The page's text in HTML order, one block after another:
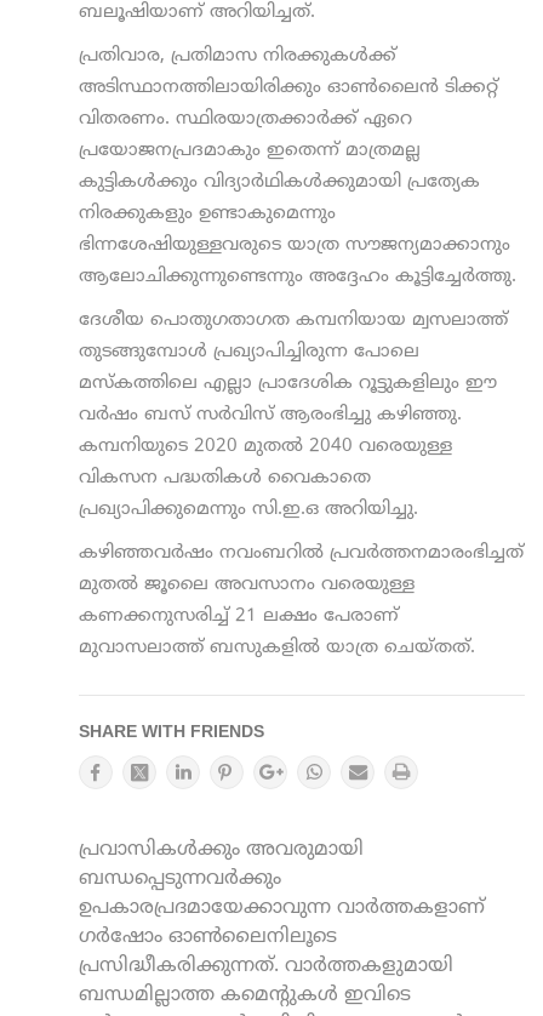
ബലൂഷിയാണ് അറിയിച്ചത്.
പ്രതിവാര, പ്രതിമാസ നിരക്കുകൾക്ക്
അടിസ്ഥാനത്തിലായിരിക്കും ഓൺലൈൻ ടിക്കറ്റ്
വിതരണം. സ്ഥിരയാത്രക്കാർക്ക് ഏറെ
പ്രയോജനപ്രദമാകും ഇതെന്ന് മാത്രമല്ല
കുട്ടികള്‍ക്കും വിദ്യാര്‍ഥികള്‍ക്കുമായി പ്രത്യേക
നിരക്കുകളും ഉണ്ടാകുമെന്നും
ഭിന്നശേഷിയുള്ളവരുടെ യാത്ര സൗജന്യമാക്കാനും
ആലോചിക്കുന്നുണ്ടെന്നും അദ്ദേഹം കൂട്ടിച്ചേർത്തു.
ദേശീയ പൊതുഗതാഗത കമ്പനിയായ മ്വസലാത്ത്
തുടങ്ങുമ്പോൾ പ്രഖ്യാപിച്ചിരുന്ന പോലെ
മസ്കത്തിലെ എല്ലാ പ്രാദേശിക റൂട്ടുകളിലും ഈ
വര്‍ഷം ബസ് സര്‍വിസ് ആരംഭിച്ചു കഴിഞ്ഞു.
കമ്പനിയുടെ 2020 മുതല്‍ 2040 വരെയുള്ള
വികസന പദ്ധതികള്‍ വൈകാതെ
പ്രഖ്യാപിക്കുമെന്നും സി.ഇ.ഒ അറിയിച്ചു.
കഴിഞ്ഞവര്‍ഷം നവംബറില്‍ പ്രവര്‍ത്തനമാരംഭിച്ചത്
മുതല്‍ ജൂലൈ അവസാനം വരെയുള്ള
കണക്കനുസരിച്ച് 21 ലക്ഷം പേരാണ്
മുവാസലാത്ത് ബസുകളില്‍ യാത്ര ചെയ്തത്.
SHARE WITH FRIENDS
പ്രവാസികൾക്കും അവരുമായി
ബന്ധപ്പെടുന്നവർക്കും
ഉപകാരപ്രദമായേക്കാവുന്ന വാർത്തകളാണ്
ഗർഷോം ഓൺലൈനിലൂടെ
പ്രസിദ്ധീകരിക്കുന്നത്. വാർത്തകളുമായി
ബന്ധമില്ലാത്ത കമെന്റുകൾ ഇവിടെ